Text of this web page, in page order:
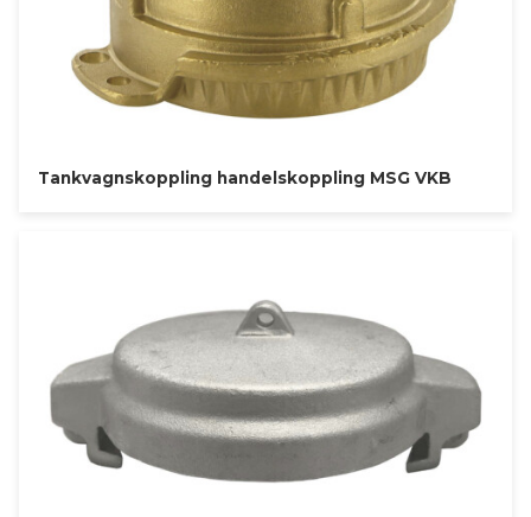
Tankvagnskoppling handelskoppling MSG VKB